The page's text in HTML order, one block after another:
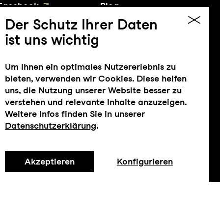
Blog
Presse
Impressum Datenschutz
Der Schutz Ihrer Daten
ist uns wichtig
Um Ihnen ein optimales Nutzererlebnis zu
bieten, verwenden wir Cookies. Diese helfen
uns, die Nutzung unserer Website besser zu
verstehen und relevante Inhalte anzuzeigen.
Weitere Infos finden Sie in unserer
Datenschutzerklärung.
Akzeptieren Konfigurieren